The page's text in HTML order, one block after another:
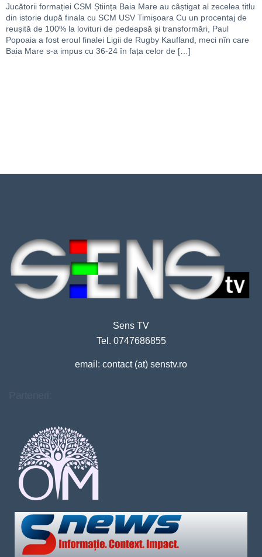
Jucătorii formației CSM Știința Baia Mare au câștigat al zecelea titlu
din istorie după finala cu SCM USV Timișoara Cu un procentaj de
reușită de 100% la lovituri de pedeapsă și transformări, Paul
Popoaia a fost eroul finalei Ligii de Rugby Kaufland, meci nîn care
Baia Mare s-a impus cu 36-24 în fața celor de […]
Sens TV
Tel. 0747686855
email: contact (at) senstv.ro